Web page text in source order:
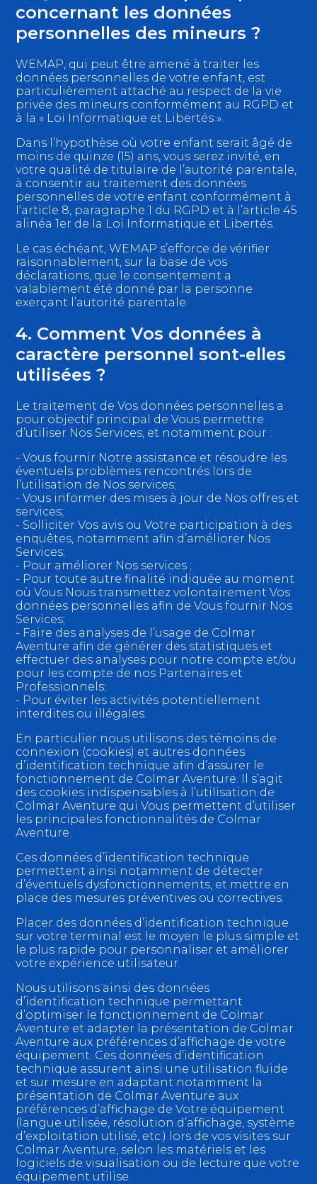
concernant les données
personnelles des mineurs ?
WEMAP, qui peut être amené à traiter les
données personnelles de votre enfant, est
particulièrement attaché au respect de la vie
privée des mineurs conformément au RGPD et
à la « Loi Informatique et Libertés ».
Dans l’hypothèse où votre enfant serait âgé de
moins de quinze (15) ans, vous serez invité, en
votre qualité de titulaire de l’autorité parentale,
à consentir au traitement des données
personnelles de votre enfant conformément à
l’article 8, paragraphe 1 du RGPD et à l’article 45
alinéa 1er de la Loi Informatique et Libertés.
Le cas échéant, WEMAP s’efforce de vérifier
raisonnablement, sur la base de vos
déclarations, que le consentement a
valablement été donné par la personne
exerçant l’autorité parentale.
4. Comment Vos données à
caractère personnel sont-elles
utilisées ?
Le traitement de Vos données personnelles a
pour objectif principal de Vous permettre
d’utiliser Nos Services, et notamment pour :
- Vous fournir Notre assistance et résoudre les
éventuels problèmes rencontrés lors de
l’utilisation de Nos services;
- Vous informer des mises à jour de Nos offres et
services;
- Solliciter Vos avis ou Votre participation à des
enquêtes, notamment afin d’améliorer Nos
Services;
- Pour améliorer Nos services ;
- Pour toute autre finalité indiquée au moment
où Vous Nous transmettez volontairement Vos
données personnelles afin de Vous fournir Nos
Services;
- Faire des analyses de l’usage de Colmar
Aventure afin de générer des statistiques et
effectuer des analyses pour notre compte et/ou
pour les compte de nos Partenaires et
Professionnels;
- Pour éviter les activités potentiellement
interdites ou illégales.
En particulier nous utilisons des témoins de
connexion (cookies) et autres données
d’identification technique afin d’assurer le
fonctionnement de Colmar Aventure. Il s’agit
des cookies indispensables à l’utilisation de
Colmar Aventure qui Vous permettent d’utiliser
les principales fonctionnalités de Colmar
Aventure.
Ces données d’identification technique
permettent ainsi notamment de détecter
d’éventuels dysfonctionnements, et mettre en
place des mesures préventives ou correctives.
Placer des données d’identification technique
sur votre terminal est le moyen le plus simple et
le plus rapide pour personnaliser et améliorer
votre expérience utilisateur.
Nous utilisons ainsi des données
d’identification technique permettant
d’optimiser le fonctionnement de Colmar
Aventure et adapter la présentation de Colmar
Aventure aux préférences d’affichage de votre
équipement. Ces données d’identification
technique assurent ainsi une utilisation fluide
et sur mesure en adaptant notamment la
présentation de Colmar Aventure aux
préférences d’affichage de Votre équipement
(langue utilisée, résolution d’affichage, système
d’exploitation utilisé, etc.) lors de vos visites sur
Colmar Aventure, selon les matériels et les
logiciels de visualisation ou de lecture que votre
équipement utilise.